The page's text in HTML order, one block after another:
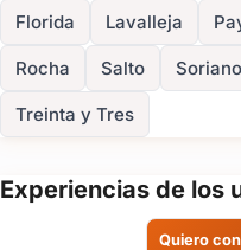
Florida Lavalleja
Rocha Salto Soriano
Treinta y Tres
Experiencias de los
Quiero